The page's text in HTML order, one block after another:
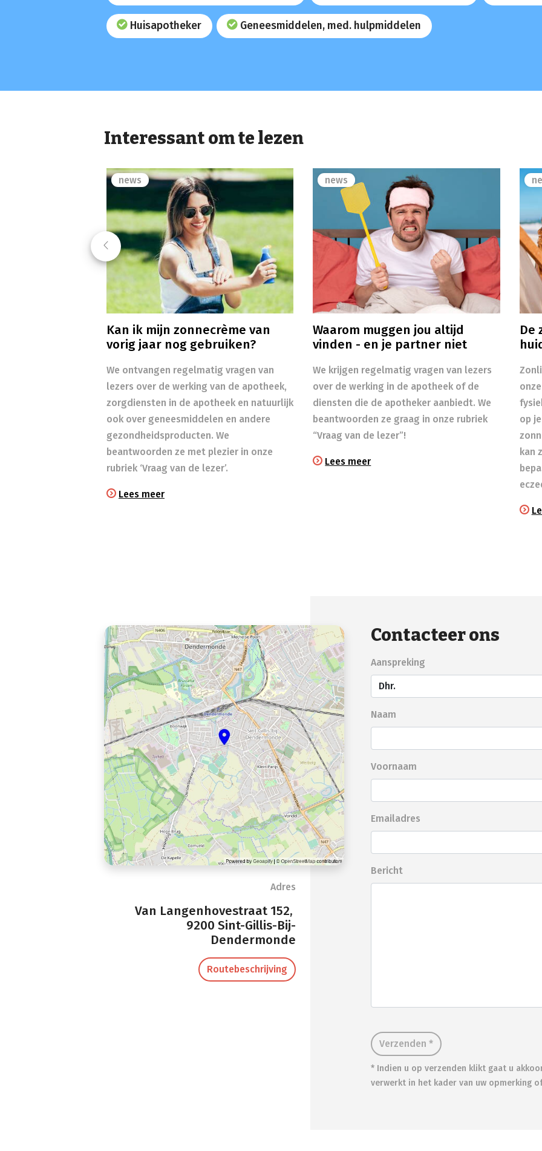
Huisapotheker Geneesmiddelen, med. hulpmiddelen
Interessant om te lezen
Previous
news
Kan ik mijn zonnecrème van
vorig jaar nog gebruiken?
We ontvangen regelmatig vragen van
lezers over de werking van de apotheek,
zorgdiensten in de apotheek en natuurlijk
ook over geneesmiddelen en andere
gezondheidsproducten. We
beantwoorden ze met plezier in onze
rubriek ‘Vraag van de lezer’.
Lees meer
news
Waarom muggen jou altijd
vinden - en je partner niet
We krijgen regelmatig vragen van lezers
over de werking in de apotheek of de
diensten die de apotheker aanbiedt. We
beantwoorden ze graag in onze rubriek
“Vraag van de lezer”!
Lees meer
De
op
kan
Adres
Van Langenhovestraat 152,
9200 Sint-Gillis-Bij-
Dendermonde
Routebeschrijving
Contacteer ons
Aanspreking
Naam
Voornaam
Emailadres
Bericht
Verzenden *
* Indien u op verzenden klikt gaat u
verwerkt in het kader van uw opmerking